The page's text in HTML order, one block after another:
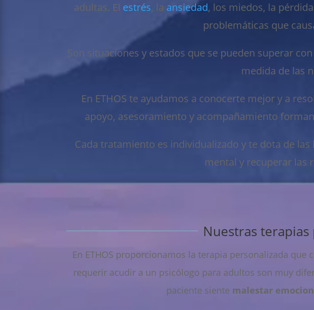
adultas. El estrés, la ansiedad, los miedos, la
problemáticas que
Son situaciones y estados que se pueden superar
medida de las
En ETHOS te ayudamos a conocerte mejor y a
apoyo, asesoramiento y acompañamiento
Cada tratamiento es individualizado y te dota de
mental y recuperar las
Nuestras
En ETHOS proporcionamos la terapia personalizada
requerir acudir a un psicólogo para adultos son muy
paciente siente malestar